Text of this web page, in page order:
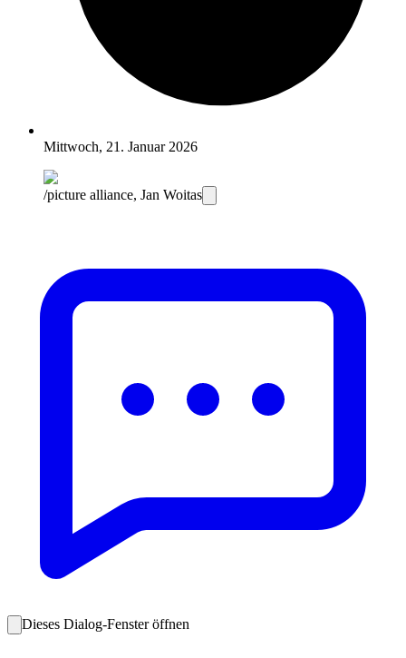
Mittwoch, 21. Januar 2026
/picture alliance, Jan Woitas
Dieses Dialog-Fenster öffnen